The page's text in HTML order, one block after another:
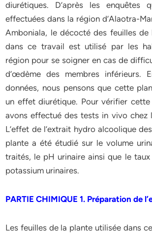
diurétiques. D’après les enquêtes
effectuées dans la région d’Alaotra-
Amboniala, le décocté des feuilles de
dans ce travail est utilisé par les
région pour se soigner en cas de
d’œdème des membres inférieurs.
données, nous pensons que cette
un effet diurétique. Pour vérifier cette
avons effectué des tests in vivo chez
L’effet de l’extrait hydro alcoolique
plante a été étudié sur le volume
traités, le pH urinaire ainsi que le
potassium urinaires.
PARTIE CHIMIQUE 1. Préparation de
Les feuilles de la plante utilisée dans